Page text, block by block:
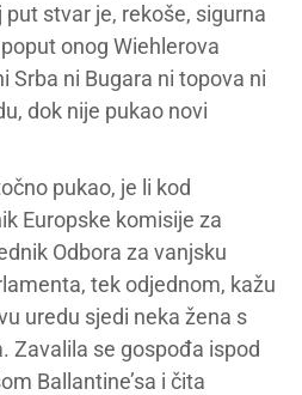
stvar je, rekoše, sigurna
onog Wiehlerova
Srba ni Bugara ni topova ni
dok nije pukao novi
pukao, je li kod
Europske komisije za
Odbora za vanjsku
tek odjednom, kažu
uredu sjedi neka žena s
Zavalila se gospođa ispod
Ballantine’sa i čita